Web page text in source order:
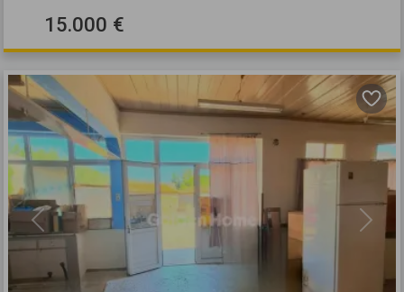
15.000 €
Previous Next